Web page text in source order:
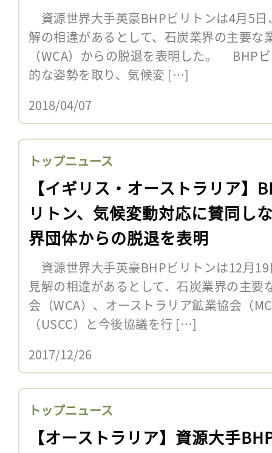
資源世界大手英豪BHPビリトンは4月5
解の相違があるとして、石炭業界の主要な
（WCA）からの脱退を表明した。 BHP
的な姿勢を取り、気候変 […]
2018/04/07
トップニュース
【イギリス・オーストラリア】
リトン、気候変動対応に賛同し
界団体からの脱退を表明
資源世界大手英豪BHPビリトンは12月
見解の相違があるとして、石炭業界の主要
会（WCA）、オーストラリア鉱業協会（
（USCC）と今後協議を行 […]
2017/12/26
トップニュース
【オーストラリア】資源大手